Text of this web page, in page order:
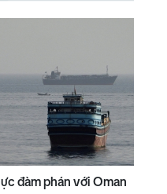
đàm phán với Oman